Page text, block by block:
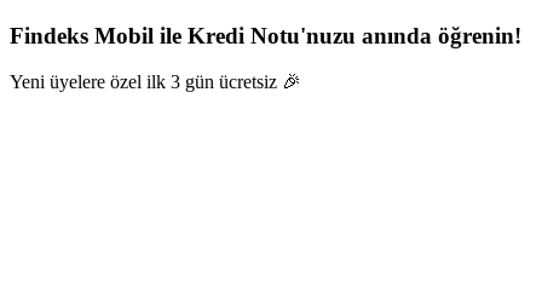
Findeks Mobil ile Kredi Notu'nuzu anında öğrenin!
Yeni üyelere özel ilk 3 gün ücretsiz 🎉